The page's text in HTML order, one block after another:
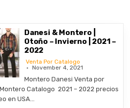
Danesi & Montero |
Otoño – Invierno | 2021 –
2022
Venta Por Catalogo
November 4, 2021
Montero Danesi Venta por
Catalogo 2021 – 2022 precios
en USA…